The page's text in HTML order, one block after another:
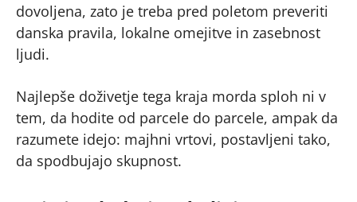
dovoljena, zato je treba pred poletom preveriti
danska pravila, lokalne omejitve in zasebnost
ljudi.
Najlepše doživetje tega kraja morda sploh ni v
tem, da hodite od parcele do parcele, ampak da
razumete idejo: majhni vrtovi, postavljeni tako,
da spodbujajo skupnost.